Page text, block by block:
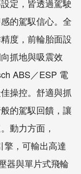
定，皆透過駕駛
的駕馭信心。全
度，前輪胎面設
抓地與吸震效
ABS／ESP 電
操控。舒適與抓
的駕馭回饋，讓
動力方面，
擎，可輸出高達
器與單片式飛輪